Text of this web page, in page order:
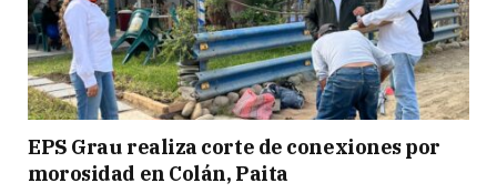
EPS Grau realiza corte de conexiones por
morosidad en Colán, Paita